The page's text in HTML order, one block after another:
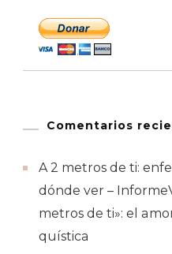
Comentarios
A 2 metros de ti:
dónde ver –
metros de ti»: el
quística